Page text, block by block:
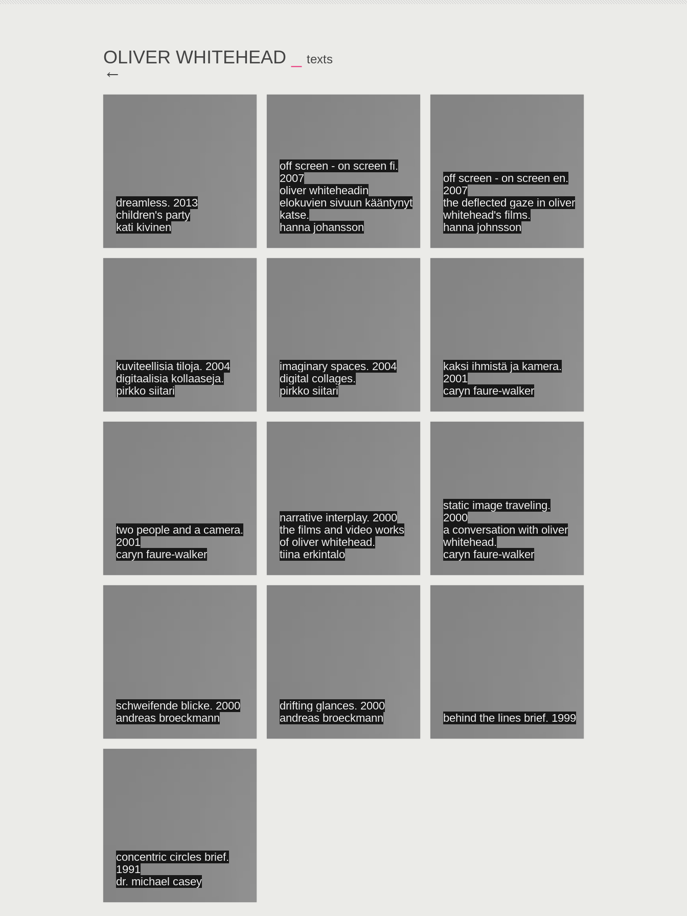
OLIVER WHITEHEAD texts
←
dreamless. 2013
children's party
kati kivinen
off screen - on screen fi.
2007
oliver whiteheadin
elokuvien sivuun kääntynyt
katse.
hanna johansson
off screen - on screen en.
2007
the deflected gaze in oliver
whitehead's films.
hanna johnsson
kuviteellisia tiloja. 2004
digitaalisia kollaaseja.
pirkko siitari
imaginary spaces. 2004
digital collages.
pirkko siitari
kaksi ihmistä ja kamera.
2001
caryn faure-walker
two people and a camera.
2001
caryn faure-walker
narrative interplay. 2000
the films and video works
of oliver whitehead.
tiina erkintalo
static image traveling.
2000
a conversation with oliver
whitehead.
caryn faure-walker
schweifende blicke. 2000
andreas broeckmann
drifting glances. 2000
andreas broeckmann
behind the lines brief. 1999
concentric circles brief.
1991
dr. michael casey